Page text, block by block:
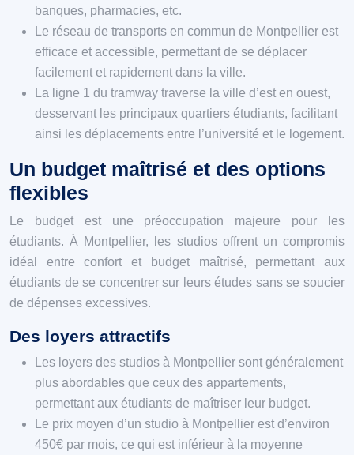
banques, pharmacies, etc.
Le réseau de transports en commun de Montpellier est
efficace et accessible, permettant de se déplacer
facilement et rapidement dans la ville.
La ligne 1 du tramway traverse la ville d’est en ouest,
desservant les principaux quartiers étudiants, facilitant
ainsi les déplacements entre l’université et le logement.
Un budget maîtrisé et des options
flexibles
Le budget est une préoccupation majeure pour les
étudiants. À Montpellier, les studios offrent un compromis
idéal entre confort et budget maîtrisé, permettant aux
étudiants de se concentrer sur leurs études sans se soucier
de dépenses excessives.
Des loyers attractifs
Les loyers des studios à Montpellier sont généralement
plus abordables que ceux des appartements,
permettant aux étudiants de maîtriser leur budget.
Le prix moyen d’un studio à Montpellier est d’environ
450€ par mois, ce qui est inférieur à la moyenne